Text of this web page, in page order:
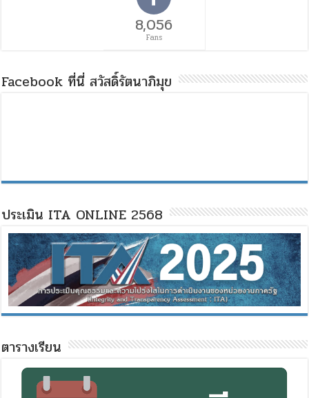
8,056
Fans
Facebook ที่นี่ สวัสดิ์รัตนาภิมุข
ประเมิน ITA ONLINE 2568
ตารางเรียน